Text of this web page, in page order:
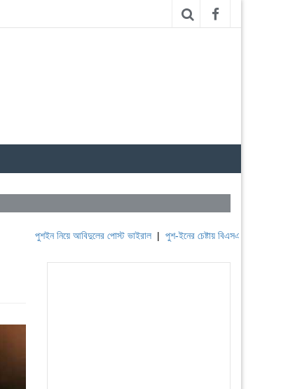
পুশইন নিয়ে আবিদুলের পোস্ট ভাইরাল| পুশ-ইনের চেষ্টায় বিএসএফ, পণ্ড করছে বিজিবি